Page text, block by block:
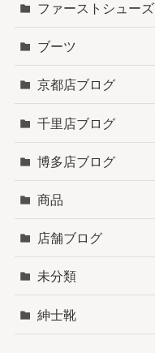
ファーストシューズ
ブーツ
京都店ブログ
千里店ブログ
博多店ブログ
商品
店舗ブログ
未分類
紳士靴